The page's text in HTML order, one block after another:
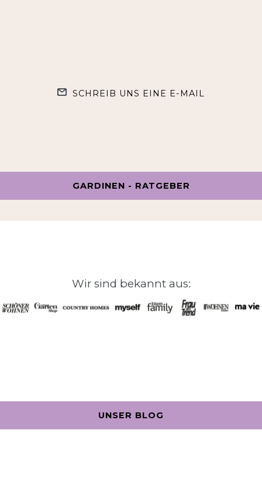
SCHREIB UNS EINE E-MAIL
GARDINEN - RATGEBER
Wir sind bekannt aus:
UNSER BLOG